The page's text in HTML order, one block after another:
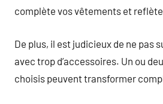
complète vos vêtements et
De plus, il est judicieux de ne pas
avec trop d’accessoires. Un ou
choisis peuvent transformer